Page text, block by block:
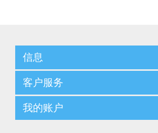
信息
客户服务
我的账户